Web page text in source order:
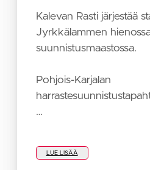
Kalevan Rasti järjestää
Jyrkkälammen
suunnistusmaastossa.
Pohjois-Karjalan
…
LUE LISÄÄ